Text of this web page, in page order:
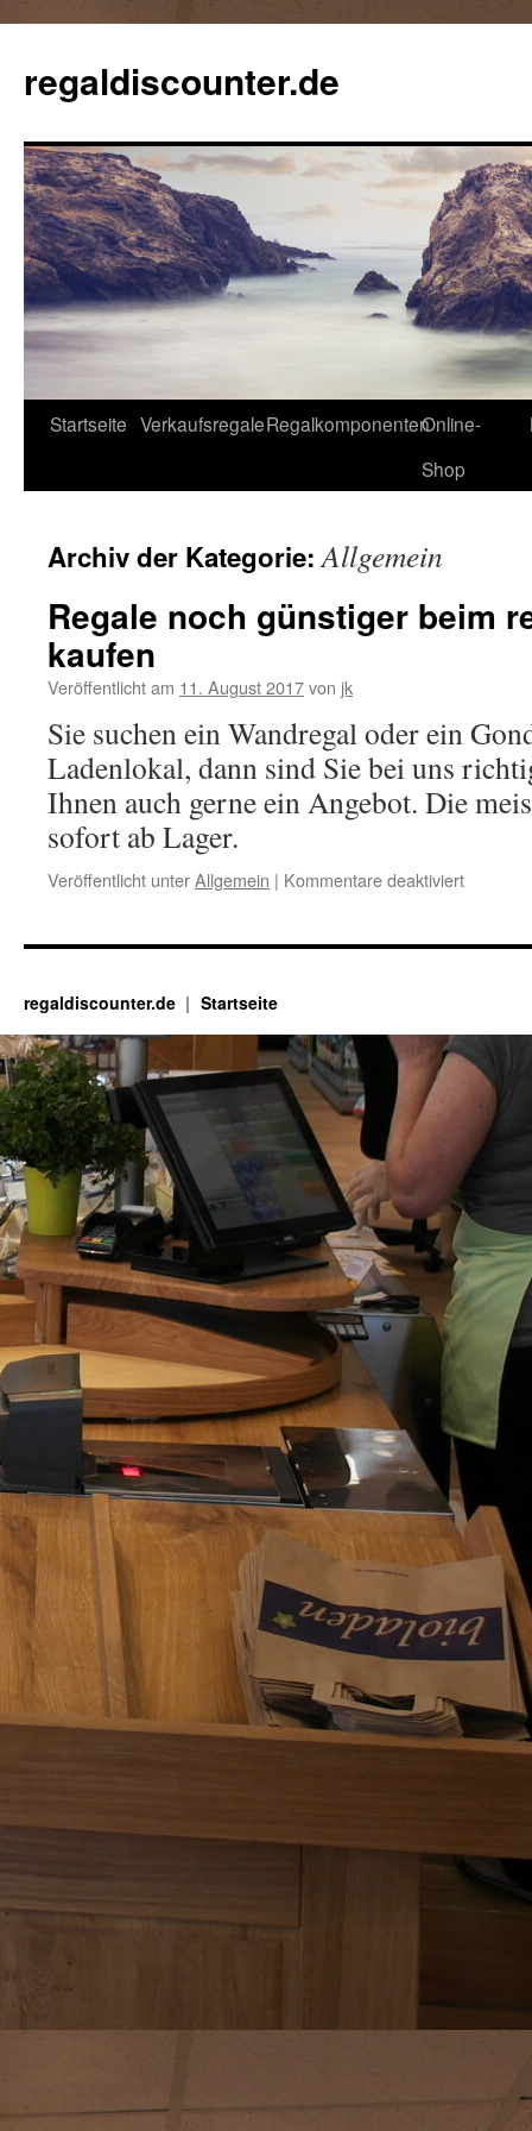
springen
regaldiscounter.de
Startseite VerkaufsregaleRegalkomponentenOnline-
Shop
Archiv der Kategorie:Allgemein
Regale noch günstiger beim
kaufen
Veröffentlicht am 11. August 2017von jk
Sie suchen ein Wandregal oder ein
Ladenlokal, dann sind Sie bei uns
Ihnen auch gerne ein Angebot. Die
sofort ab Lager.
Veröffentlicht unterAllgemein | Kommentare deaktiviertfür
günstiger
regaldiscounter.de Startseite